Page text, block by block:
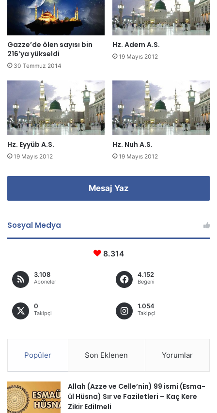
i
r
n
i
z
Gazze’de ölen sayısı bin
216’ya yükseldi
30 Temmuz 2014
Hz. Adem A.S.
19 Mayıs 2012
Hz. Eyyüb A.S.
19 Mayıs 2012
Hz. Nuh A.S.
19 Mayıs 2012
Mesaj Yaz
Sosyal Medya
8.314
3.108
Aboneler
4.152
Beğeni
0
Takipçi
1.054
Takipçi
Popüler Son Eklenen Yorumlar
Allah (Azze ve Celle’nin) 99 ismi (Esma-
ül Hüsna) Sır ve Faziletleri – Kaç Kere
Zikir Edilmeli